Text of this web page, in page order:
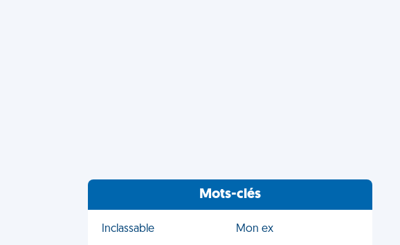
Mots-clés
Inclassable
Mon ex